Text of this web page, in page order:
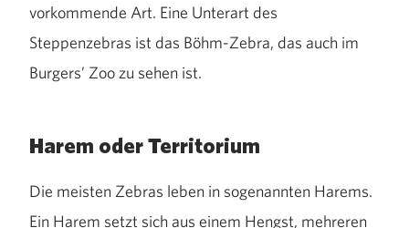
vorkommende Art. Eine Unterart des
Steppenzebras ist das Böhm-Zebra, das auch im
Burgers’ Zoo zu sehen ist.
Harem oder Territorium
Die meisten Zebras leben in sogenannten Harems.
Ein Harem setzt sich aus einem Hengst, mehreren